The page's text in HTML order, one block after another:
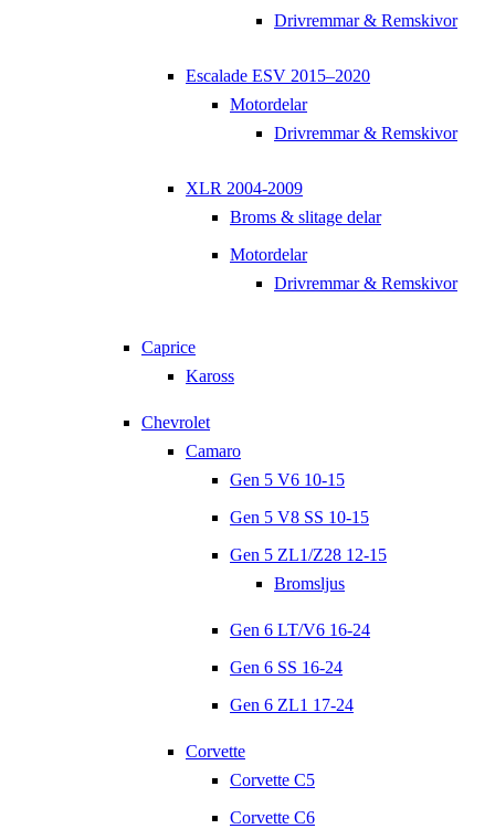
Drivremmar & Remskivor
Escalade ESV 2015–2020
Motordelar
Drivremmar & Remskivor
XLR 2004-2009
Broms & slitage delar
Motordelar
Drivremmar & Remskivor
Caprice
Kaross
Chevrolet
Camaro
Gen 5 V6 10-15
Gen 5 V8 SS 10-15
Gen 5 ZL1/Z28 12-15
Bromsljus
Gen 6 LT/V6 16-24
Gen 6 SS 16-24
Gen 6 ZL1 17-24
Corvette
Corvette C5
Corvette C6